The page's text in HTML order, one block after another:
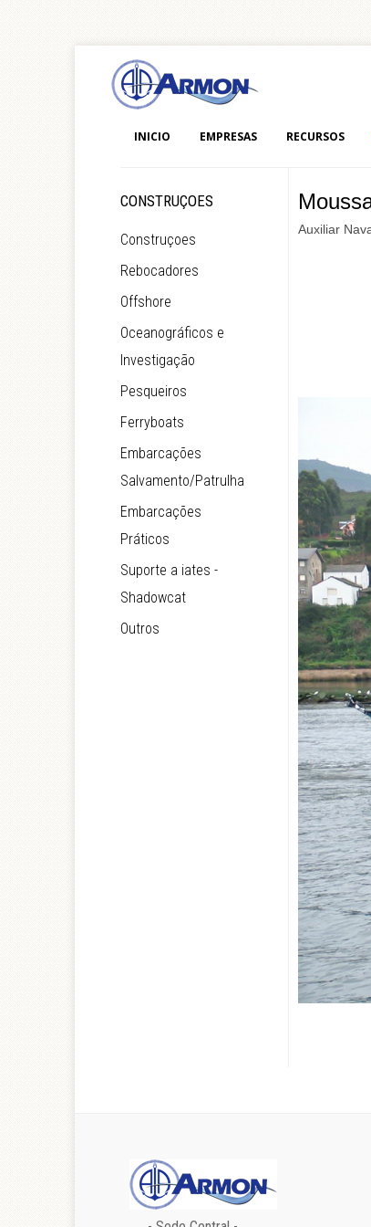
INICIO EMPRESAS RECURSOS
Auxiliar
CONSTRUÇOES
Construçoes
Rebocadores
Offshore
Oceanográficos e
Investigação
Pesqueiros
Ferryboats
Embarcações
Salvamento/Patrulha
Embarcações
Práticos
Suporte a iates -
Shadowcat
Outros